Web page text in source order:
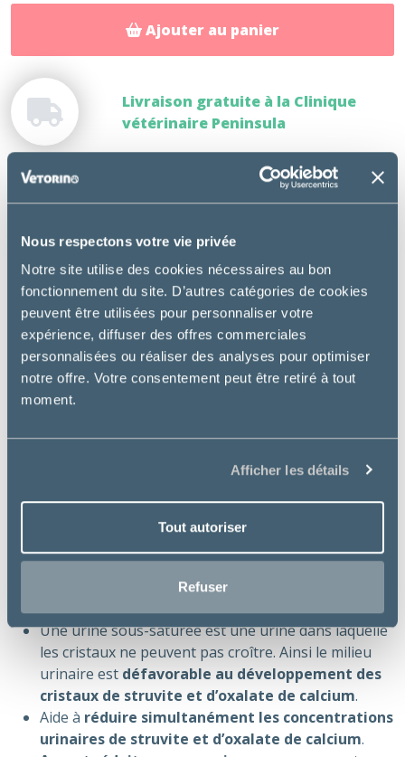
Nous respectons votre vie privée
Notre site utilise des cookies nécessaires au bon
fonctionnement du site. D’autres catégories de cookies
peuvent être utilisées pour personnaliser votre
expérience, diffuser des offres commerciales
personnalisées ou réaliser des analyses pour optimiser
notre offre. Votre consentement peut être retiré à tout
moment.
Afficher les détails
Tout autoriser
Refuser
Ajouter au panier
Livraison gratuite à la Clinique
vétérinaire Peninsula
Aliment diététique complet pour chat adulte
souffrant d’affections du bas appareil urinaire.
Utilisation :
Gestion des récidives d’Urolithiase à struvite et à
oxalate de calcium
Dissolution des calculs de struvite
Contre-indications :
Bienfaits essentiels :
dissoudre efficacement
struvite.
Une urine sous-saturée est une urine dans laquelle
les cristaux ne peuvent pas croître. Ainsi le milieu
urinaire est défavorable au développement des
cristaux de struvite et d’oxalate de calcium.
Aide à réduire simultanément les concentrations
urinaires de struvite et d’oxalate de calcium.